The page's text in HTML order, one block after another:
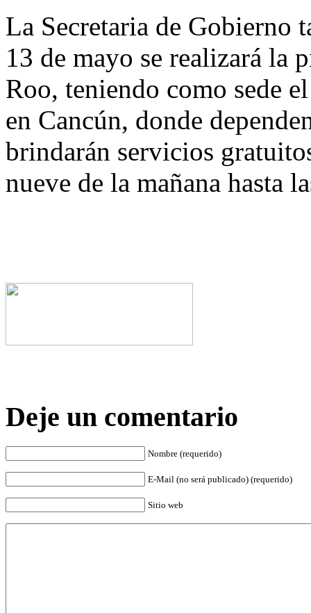
La Secretaria de Gobierno
13 de mayo se realizará la
Roo, teniendo como sede
en Cancún, donde
brindarán servicios
nueve de la mañana hasta
Deje un comentario
Nombre (requerido)
E-Mail (no será publicado) (requerido)
Sitio web